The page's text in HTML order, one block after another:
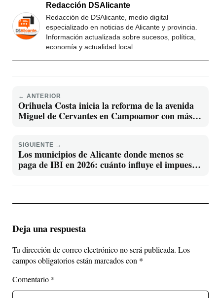
Redacción DSAlicante
Redacción de DSAlicante, medio digital
especializado en noticias de Alicante y provincia.
Información actualizada sobre sucesos, política,
economía y actualidad local.
← ANTERIOR
Orihuela Costa inicia la reforma de la avenida
Miguel de Cervantes en Campoamor con más
SIGUIENTE →
Los municipios de Alicante donde menos se
paga de IBI en 2026: cuánto influye el impuesto
Deja una respuesta
Tu dirección de correo electrónico no será publicada. Los
campos obligatorios están marcados con *
Comentario *